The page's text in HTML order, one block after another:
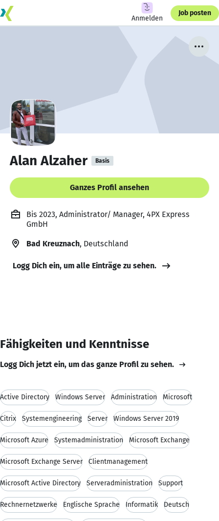
Anmelden
Job posten
Alan Alzaher Basis
Ganzes Profil ansehen
Bis 2023, Administrator/ Manager, 4PX Express
GmbH
Bad Kreuznach, Deutschland
Logg Dich ein, um alle Einträge zu sehen.
Fähigkeiten und Kenntnisse
Logg Dich jetzt ein, um das ganze Profil zu sehen.
Active Directory Windows Server Administration Microsoft
Citrix Systemengineering Server Windows Server 2019
Microsoft Azure Systemadministration Microsoft Exchange
Microsoft Exchange Server Clientmanagement
Microsoft Active Directory Serveradministration Support
Rechnernetzwerke Englische Sprache Informatik Deutsch